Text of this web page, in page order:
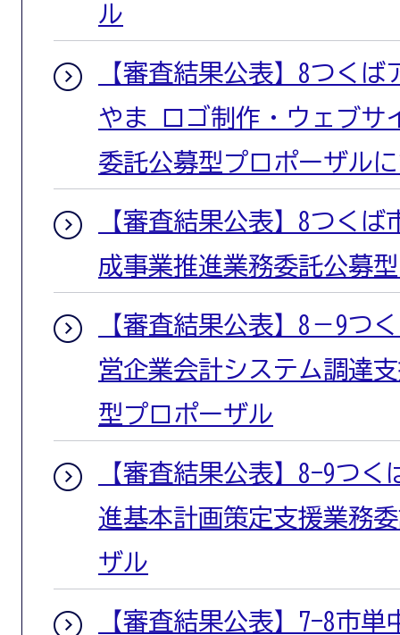
ル
【審査結果公表】8つく
やま ロゴ制作・ウェブサ
委託公募型プロポーザル
【審査結果公表】8つく
成事業推進業務委託公募
【審査結果公表】8－9つ
営企業会計システム調達
型プロポーザル
【審査結果公表】8-9つ
進基本計画策定支援業務
ザル
【審査結果公表】7-8市単